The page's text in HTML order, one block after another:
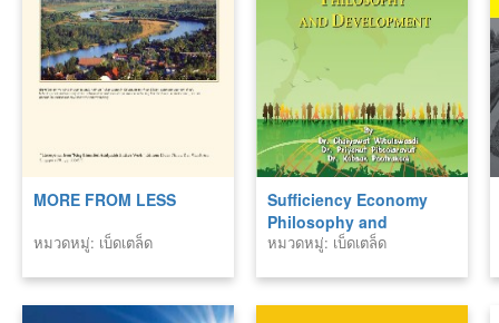
MORE FROM LESS
หมวดหมู่: เบ็ดเตล็ด
Sufficiency Economy
Philosophy and
Development
หมวดหมู่: เบ็ดเตล็ด